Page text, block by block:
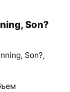
Son?
Son?,